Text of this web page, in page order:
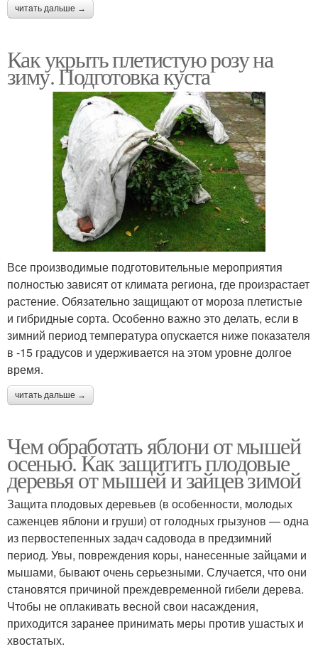
читать дальше →
Как укрыть плетистую розу на
зиму. Подготовка куста
Все производимые подготовительные мероприятия
полностью зависят от климата региона, где произрастает
растение. Обязательно защищают от мороза плетистые
и гибридные сорта. Особенно важно это делать, если в
зимний период температура опускается ниже показателя
в -15 градусов и удерживается на этом уровне долгое
время.
читать дальше →
Чем обработать яблони от мышей
осенью. Как защитить плодовые
деревья от мышей и зайцев зимой
Защита плодовых деревьев (в особенности, молодых
саженцев яблони и груши) от голодных грызунов — одна
из первостепенных задач садовода в предзимний
период. Увы, повреждения коры, нанесенные зайцами и
мышами, бывают очень серьезными. Случается, что они
становятся причиной преждевременной гибели дерева.
Чтобы не оплакивать весной свои насаждения,
приходится заранее принимать меры против ушастых и
хвостатых.